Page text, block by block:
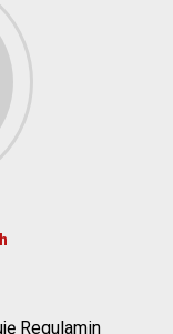
Regulamin